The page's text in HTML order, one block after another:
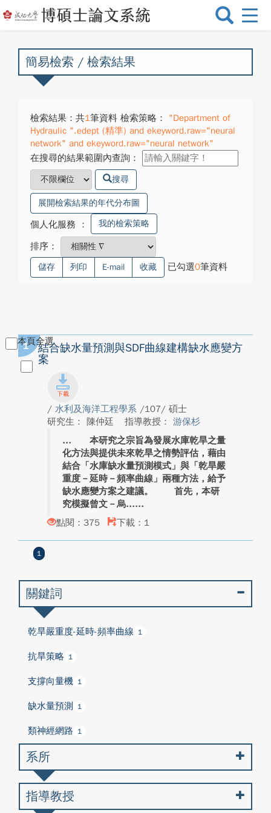
選
換
簡易檢索 / 檢索結果
檢索結果：共1筆資料 檢索策略：
"Department of
Hydraulic ".edept (精準) and ekeyword.raw="neural
network" and ekeyword.raw="neural network"
在搜尋的結果範圍內查詢：
搜尋
展開檢索結果的年代分布圖
個人化服務 ： 我的檢索策略
排序：
儲存 列印 E-mail 收藏 已勾選0筆資料
本頁全選
1
結合缺水量預測與SDF曲線建構缺水應變方
案
/ 水利及海洋工程學系 /107/ 碩士
研究生： 陳仲廷
指導教授： 游保杉
本研究之宗旨為發展水庫乾旱之量
化方法與提供未來乾旱之情勢評估，藉由
結合「水庫缺水量預測模式」與「乾旱嚴
重度－延時－頻率曲線」兩種方法，給予
缺水應變方案之建議。 首先，本研
究模擬曾文－烏...
點閱：375
下載：1
1
關鍵詞
乾旱嚴重度-延時-頻率曲線 1
抗旱策略 1
支撐向量機 1
缺水量預測 1
類神經網路 1
系所
指導教授